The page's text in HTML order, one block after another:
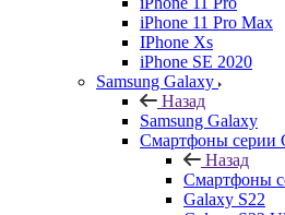
iPhone 11 Pro Max
IPhone Xs
iPhone SE 2020
Samsung Galaxy
Назад
Samsung Galaxy
Смартфоны серии
Назад
Смартфоны
Galaxy S22